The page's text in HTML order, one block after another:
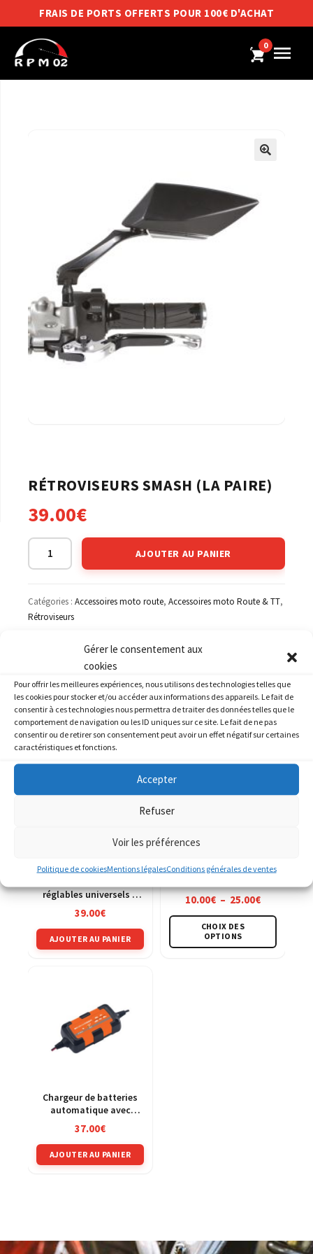
Gérer le consentement aux
cookies
Pour offrir les meilleures expériences, nous utilisons des technologies telles que
les cookies pour stocker et/ou accéder aux informations des appareils. Le fait de
consentir à ces technologies nous permettra de traiter des données telles que le
comportement de navigation ou les ID uniques sur ce site. Le fait de ne pas
consentir ou de retirer son consentement peut avoir un effet négatif sur certaines
caractéristiques et fonctions.
Accepter
Refuser
Voir les préférences
Politique de cookiesMentions légalesConditions générales de ventes
FRAIS DE PORTS OFFERTS POUR 100€ D'ACHAT
0
RÉTROVISEURS SMASH (LA PAIRE)
39.00€
AJOUTER AU PANIER
Catégories : Accessoires moto route, Accessoires moto Route & TT,
Rétroviseurs
PRODUITS SIMILAIRES
réglables universels –
M10 – noir
39.00€
AJOUTER AU PANIER
Chambre à air SIFAM
10.00€ – 25.00€Plage
prix :
CHOIX DES
OPTIONS
Ce
Chargeur de batteries
automatique avec
maintien de charge
37.00€
AJOUTER AU PANIER